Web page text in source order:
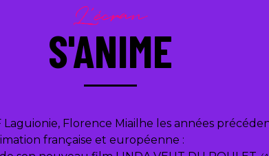
L'écran
S'ANIME
Laguionie, Florence Miailhe les années
française et européenne :